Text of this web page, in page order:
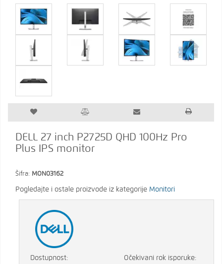
DELL 27 inch P2725D QHD 100Hz Pro
Plus IPS monitor
Šifra: MON03162
Pogledajte i ostale proizvode iz kategorije Monitori
Dostupnost: Očekivani rok isporuke: